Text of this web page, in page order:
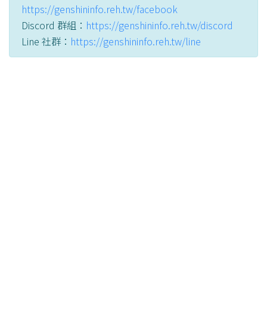
https://genshininfo.reh.tw/facebook
Discord 群組： https://genshininfo.reh.tw/discord
Line 社群： https://genshininfo.reh.tw/line